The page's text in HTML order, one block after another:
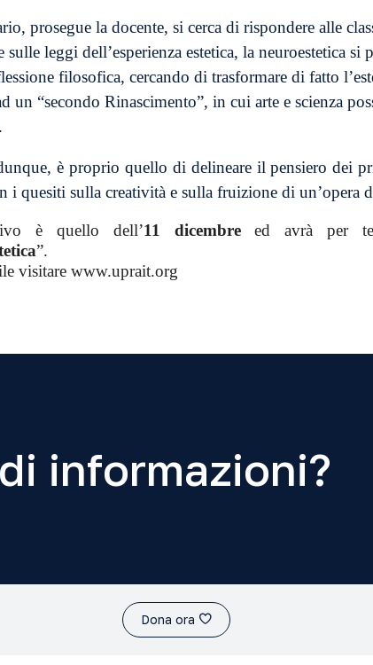
prosegue la docente, si cerca di rispondere alle
sulle leggi dell’esperienza estetica, la neuroestetica si
filosofica, cercando di trasformare di fatto
un “secondo Rinascimento”, in cui arte e scienza
è proprio quello di delineare il pensiero dei
i quesiti sulla creatività e sulla fruizione di un’opera
è quello dell’11 dicembreed avrà per
”.
visitare www.uprait.org
informazioni?
Dona ora